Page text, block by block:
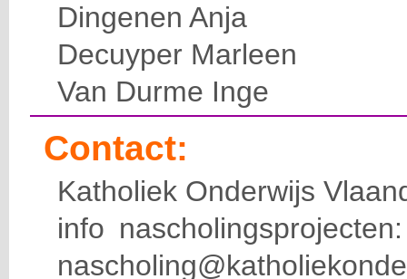
Dingenen Anja
Decuyper Marleen
Van Durme Inge
Contact:
Katholiek Onderwijs
info